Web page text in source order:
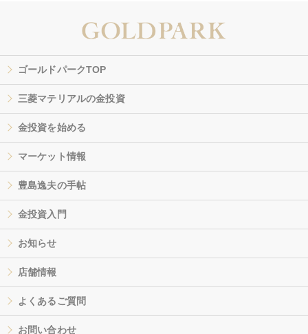
ゴールドパークTOP
三菱マテリアルの金投資
金投資を始める
マーケット情報
豊島逸夫の手帖
金投資入門
お知らせ
店舗情報
よくあるご質問
お問い合わせ